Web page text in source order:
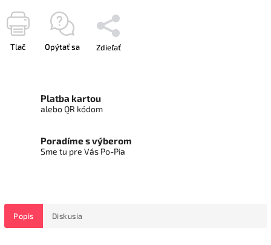
Tlač Opýtať sa Zdieľať
Platba kartou
alebo QR kódom
Poradíme s výberom
Sme tu pre Vás Po-Pia
Popis Diskusia